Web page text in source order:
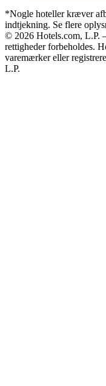
*Nogle hoteller kræver
indtjekning. Se flere
© 2026 Hotels.com, L.P.
rettigheder forbeholdes.
varemærker eller
L.P.